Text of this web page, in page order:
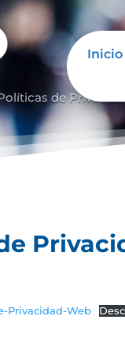
Inicio
de
Privacidad-Web